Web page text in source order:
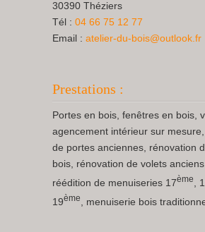
30390 Théziers
Tél : 04 66 75 12 77
Email : atelier-du-bois@outlook.fr
Prestations :
Portes en bois, fenêtres en bois,
agencement intérieur sur
de portes anciennes, rénovation
bois, rénovation de volets
réédition de menuiseries 17ème ,
19ème , menuiserie bois